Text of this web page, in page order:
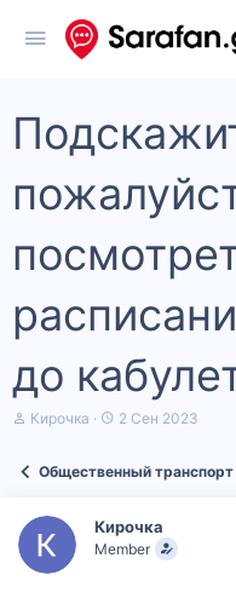
до
А
т
м
ы
Кирочка
Д
а
ч
а
2 Сен 2023
Общественный
Кирочка
Member